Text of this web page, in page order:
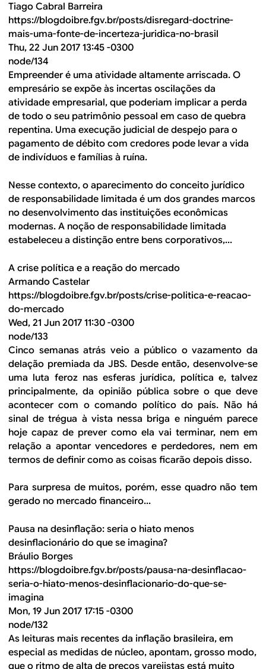
Tiago Cabral Barreira
https://blogdoibre.fgv.br/posts/disregard-doctrine-
mais-uma-fonte-de-incerteza-juridica-no-brasil
Thu, 22 Jun 2017 13:45 -0300
node/134
Empreender é uma atividade altamente arriscada. O
empresário se expõe às incertas oscilações da
atividade empresarial, que poderiam implicar a perda
de todo o seu patrimônio pessoal em caso de quebra
repentina. Uma execução judicial de despejo para o
pagamento de débito com credores pode levar a vida
de indivíduos e famílias à ruína.
Nesse contexto, o aparecimento do conceito jurídico
de responsabilidade limitada é um dos grandes marcos
no desenvolvimento das instituições econômicas
modernas. A noção de responsabilidade limitada
estabeleceu a distinção entre bens corporativos,...
A crise política e a reação do mercado
Armando Castelar
https://blogdoibre.fgv.br/posts/crise-politica-e-reacao-
do-mercado
Wed, 21 Jun 2017 11:30 -0300
node/133
Cinco semanas atrás veio a público o vazamento da
delação premiada da JBS. Desde então, desenvolve-se
uma luta feroz nas esferas jurídica, política e, talvez
principalmente, da opinião pública sobre o que deve
acontecer com o comando político do país. Não há
sinal de trégua à vista nessa briga e ninguém parece
hoje capaz de prever como ela vai terminar, nem em
relação a apontar vencedores e perdedores, nem em
termos de definir como as coisas ficarão depois disso.
Para surpresa de muitos, porém, esse quadro não tem
gerado no mercado financeiro...
Pausa na desinflação: seria o hiato menos
desinflacionário do que se imagina?
Bráulio Borges
https://blogdoibre.fgv.br/posts/pausa-na-desinflacao-
seria-o-hiato-menos-desinflacionario-do-que-se-
imagina
Mon, 19 Jun 2017 17:15 -0300
node/132
As leituras mais recentes da inflação brasileira, em
especial as medidas de núcleo, apontam, grosso modo,
que o ritmo de alta de preços varejistas está muito